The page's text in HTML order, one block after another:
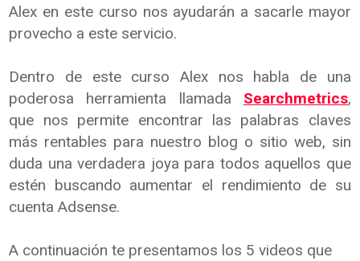
Alex en este curso nos ayudarán a sacarle mayor
provecho a este servicio.
Dentro de este curso Alex nos habla de una
poderosa herramienta llamada Searchmetrics,
que nos permite encontrar las palabras claves
más rentables para nuestro blog o sitio web, sin
duda una verdadera joya para todos aquellos que
estén buscando aumentar el rendimiento de su
cuenta Adsense.
A continuación te presentamos los 5 videos que